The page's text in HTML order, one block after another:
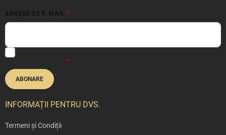
ADRESĂ DE E-MAIL
ABONARE
INFORMAȚII PENTRU DVS.
Termeni și Condiții